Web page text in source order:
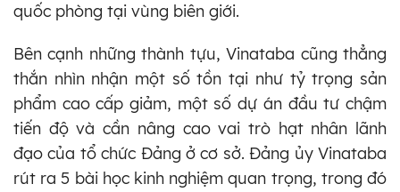
quốc phòng tại vùng biên giới.
Bên cạnh những thành tựu, Vinataba cũng thẳng
thắn nhìn nhận một số tồn tại như tỷ trọng sản
phẩm cao cấp giảm, một số dự án đầu tư chậm
tiến độ và cần nâng cao vai trò hạt nhân lãnh
đạo của tổ chức Đảng ở cơ sở. Đảng ủy Vinataba
rút ra 5 bài học kinh nghiệm quan trọng, trong đó